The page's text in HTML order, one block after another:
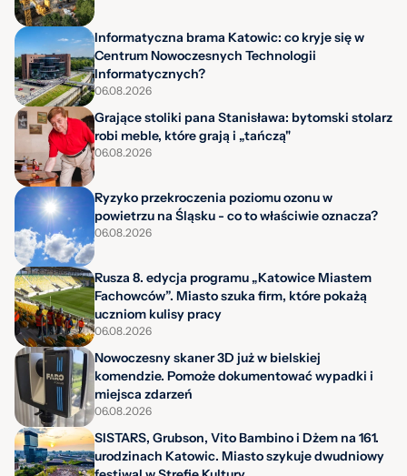
Informatyczna brama Katowic: co kryje się w
Centrum Nowoczesnych Technologii
Informatycznych?
06.08.2026
Grające stoliki pana Stanisława: bytomski stolarz
robi meble, które grają i „tańczą"
06.08.2026
Ryzyko przekroczenia poziomu ozonu w
powietrzu na Śląsku - co to właściwie oznacza?
06.08.2026
Rusza 8. edycja programu „Katowice Miastem
Fachowców”. Miasto szuka firm, które pokażą
uczniom kulisy pracy
06.08.2026
Nowoczesny skaner 3D już w bielskiej
komendzie. Pomoże dokumentować wypadki i
miejsca zdarzeń
06.08.2026
SISTARS, Grubson, Vito Bambino i Dżem na 161.
urodzinach Katowic. Miasto szykuje dwudniowy